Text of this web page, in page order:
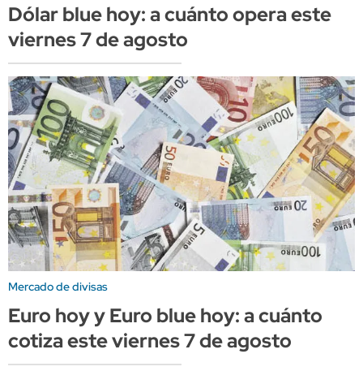
Dólar blue hoy: a cuánto opera este
viernes 7 de agosto
Mercado de divisas
Euro hoy y Euro blue hoy: a cuánto
cotiza este viernes 7 de agosto